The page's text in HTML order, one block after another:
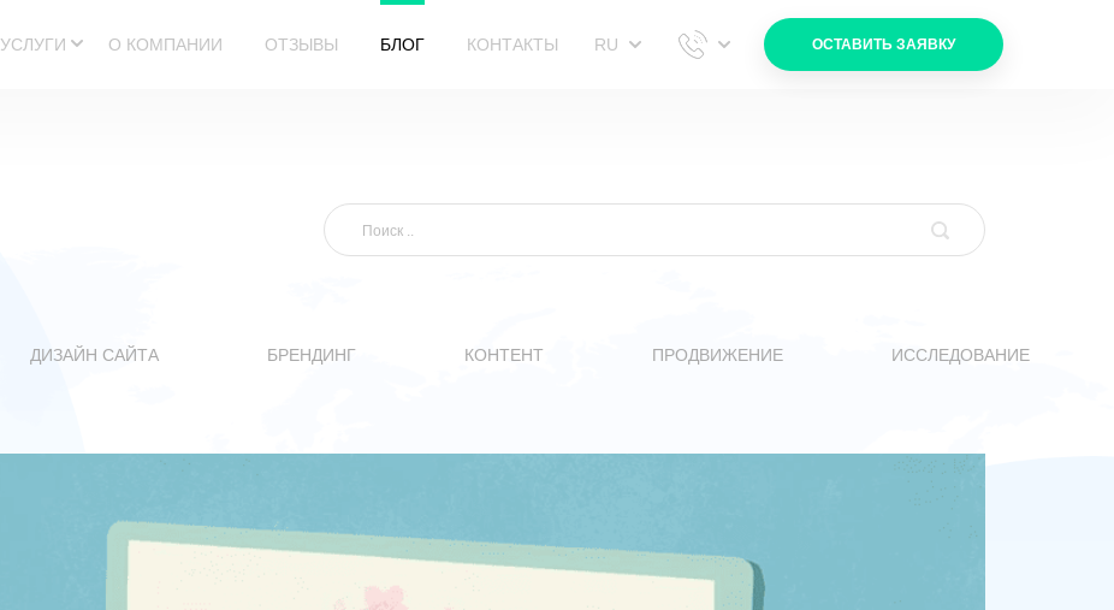
УСЛУГИ О КОМПАНИИ ОТЗЫВЫ БЛОГ КОНТАКТЫ RU ОСТАВИТЬ ЗАЯВКУ
ДИЗАЙН САЙТА БРЕНДИНГ КОНТЕНТ ПРОДВИЖЕНИЕ ИССЛЕДОВАНИЕ